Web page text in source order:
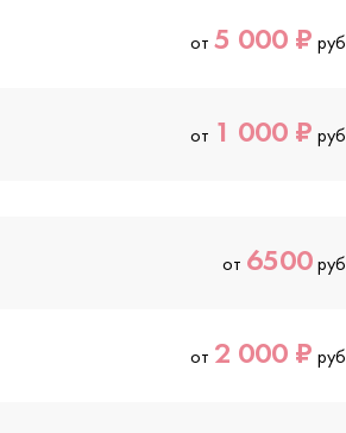
от 5 000 ₽ руб
от 1 000 ₽ руб
от 6500руб
от 2 000 ₽ руб